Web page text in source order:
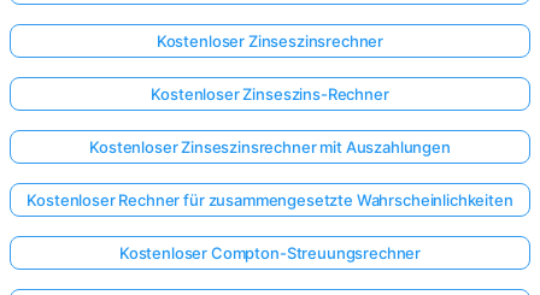
Kostenloser Zinseszinsrechner
Kostenloser Zinseszins-Rechner
Kostenloser Zinseszinsrechner mit Auszahlungen
Kostenloser Rechner für zusammengesetzte Wahrscheinlichkeiten
Kostenloser Compton-Streuungsrechner